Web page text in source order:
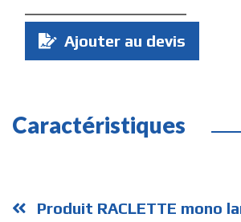
Quantité
Ajouter au devis
Caractéristiques
Produit RACLETTE mono